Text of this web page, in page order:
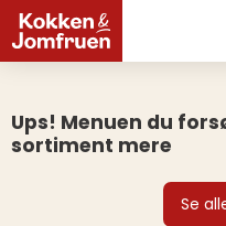
Ups! Menuen du
sortiment mere
Se